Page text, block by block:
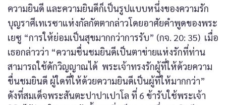
ความยินดี และความยินดีก็เป็นรูปแบบหนึ่งของความรัก
บุญราศีเทเรซาแห่งกัลกัตตากล่าวโดยอาศัยคำพูดของพระ
เยซู “การให้ย่อมเป็นสุขมากกว่าการรับ” (กจ. 20: 35) เมื่อ
เธอกล่าวว่า “ความชื่นชมยินดีเป็นตาข่ายแห่งรักที่ท่าน
สามารถใช้ดักวิญญาณได้ พระเจ้าทรงรักผู้ที่ให้ด้วยความ
ชื่นชมยินดี ผู้ใดที่ให้ด้วยความยินดีเป็นผู้ที่ให้มากกว่า”
ดังที่สมเด็จพระสันตะปาปาเปาโล ที่ 6 ข้ารับใช้พระเจ้า